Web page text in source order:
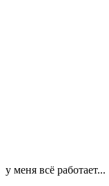
у меня всё работает...